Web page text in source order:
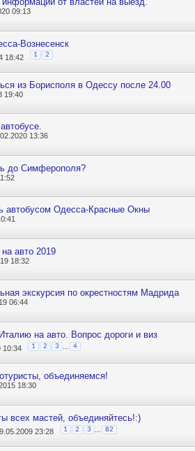
09:13
Вознесенск
18:42 1 2
из Борисполя в Одессу после 24.00
19:40
13:36
до Симферополя?
автобусом Одесса-Красные Окны
авто 2019
18:32
экскурсия по окрестностям Мадрида
06:44
на авто. Вопрос дороги и виз
10:34 1 2 3 4
объединяемся!
18:30
всех мастей, объединяйтесь!:)
23:28 1 2 3 82